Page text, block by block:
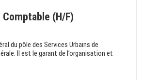
(H/F)
du pôle des Services Urbains de
Il est le garant de l’organisation et